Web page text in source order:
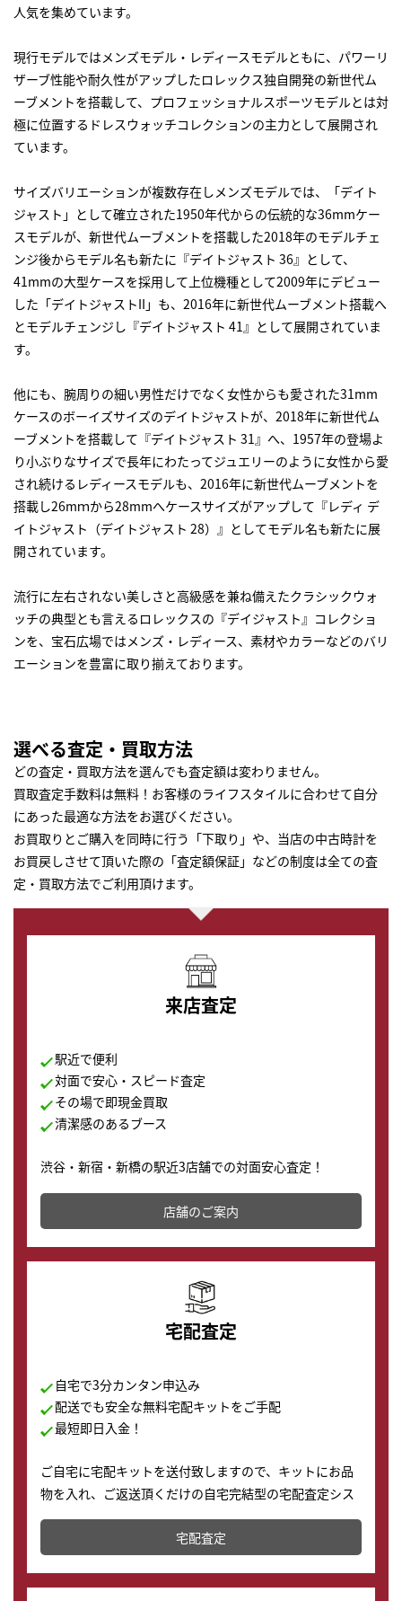
人気を集めています。
現行モデルではメンズモデル・レディースモデルともに、パワーリ
ザーブ性能や耐久性がアップしたロレックス独自開発の新世代ム
ーブメントを搭載して、プロフェッショナルスポーツモデルとは対
極に位置するドレスウォッチコレクションの主力として展開され
ています。
サイズバリエーションが複数存在しメンズモデルでは、「デイト
ジャスト」として確立された1950年代からの伝統的な36mmケー
スモデルが、新世代ムーブメントを搭載した2018年のモデルチェ
ンジ後からモデル名も新たに『デイトジャスト 36』として、
41mmの大型ケースを採用して上位機種として2009年にデビュー
した「デイトジャストII」も、2016年に新世代ムーブメント搭載へ
とモデルチェンジし『デイトジャスト 41』として展開されていま
す。
他にも、腕周りの細い男性だけでなく女性からも愛された31mm
ケースのボーイズサイズのデイトジャストが、2018年に新世代ム
ーブメントを搭載して『デイトジャスト 31』へ、1957年の登場よ
り小ぶりなサイズで長年にわたってジュエリーのように女性から愛
され続けるレディースモデルも、2016年に新世代ムーブメントを
搭載し26mｍから28mmへケースサイズがアップして『レディ デ
イトジャスト（デイトジャスト 28）』としてモデル名も新たに展
開されています。
流行に左右されない美しさと高級感を兼ね備えたクラシックウォ
ッチの典型とも言えるロレックスの『デイジャスト』コレクショ
ンを、宝石広場ではメンズ・レディース、素材やカラーなどのバリ
エーションを豊富に取り揃えております。
選べる査定・買取方法
どの査定・買取方法を選んでも査定額は変わりません。
買取査定手数料は無料！お客様のライフスタイルに合わせて自分
にあった最適な方法をお選びください。
お買取りとご購入を同時に行う「下取り」や、当店の中古時計を
お買戻しさせて頂いた際の「査定額保証」などの制度は全ての査
定・買取方法でご利用頂けます。
来店査定
駅近で便利
対面で安心・スピード査定
その場で即現金買取
清潔感のあるブース
渋谷・新宿・新橋の駅近3店舗での対面安心査定！
その場で現金買取致します。渋谷本店では、時計販売の
店舗を併設しており、下取りに出してお得に新しい時計
の購入もできます♪
店舗のご案内
宅配査定
自宅で3分カンタン申込み
配送でも安全な無料宅配キットをご手配
最短即日入金！
ご自宅に宅配キットを送付致しますので、キットにお品
物を入れ、ご返送頂くだけの自宅完結型の宅配査定シス
テムです。
配送でも簡単&安全に査定・買取に出すことが可能で
す。
宅配査定